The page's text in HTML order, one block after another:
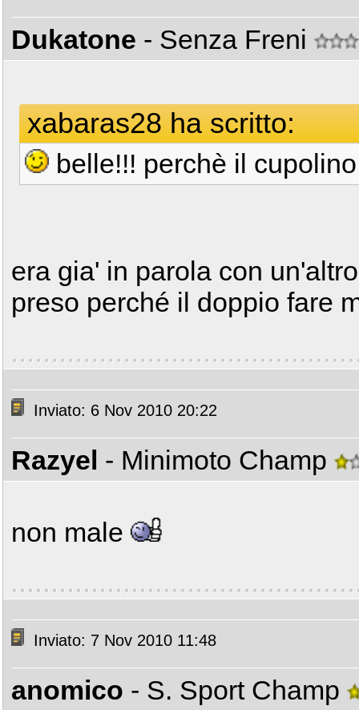
Dukatone - Senza Freni
xabaras28 ha scritto:
belle!!! perchè il
era gia' in parola con
preso perché il doppio fare
Inviato: 6 Nov 2010 20:22
Razyel - Minimoto Champ
non male
Inviato: 7 Nov 2010 11:48
anomico - S. Sport Champ